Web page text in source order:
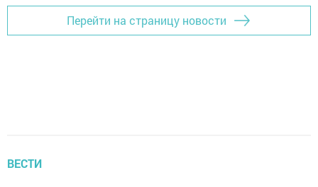
Перейти на страницу новости
ВЕСТИ